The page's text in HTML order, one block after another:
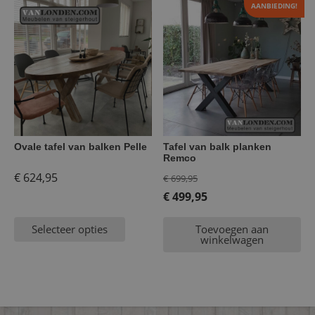
Ovale tafel van balken Pelle
€ 624,95
Selecteer opties
AANBIEDING!
Tafel van balk planken
Remco
€699,95Oorspronkelijke
prijs
€ 699,95.
€499,95
Toevoegen aan
winkelwagen